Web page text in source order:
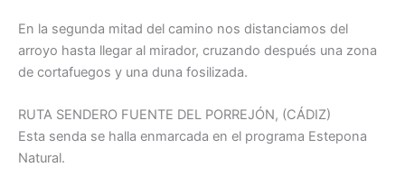
En la segunda mitad del camino nos distanciamos del
arroyo hasta llegar al mirador, cruzando después una zona
de cortafuegos y una duna fosilizada.
RUTA SENDERO FUENTE DEL PORREJÓN, (CÁDIZ)
Esta senda se halla enmarcada en el programa Estepona
Natural.